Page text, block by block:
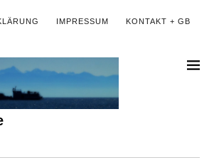
IMPRESSUM KONTAKT + GB